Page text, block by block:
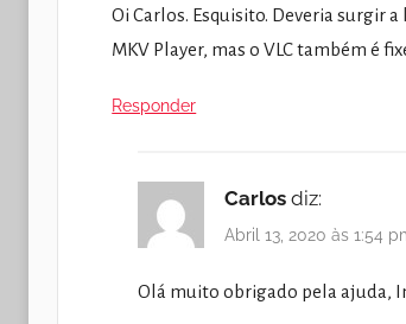
Oi Carlos. Esquisito. Deveria surgir
MKV Player, mas o VLC também é
Responder
Carlos diz:
Abril 13, 2020 às 1:54
Olá muito obrigado pela ajuda,